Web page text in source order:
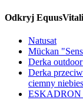
Odkryj
Natusat
Mückan
Derka
Derka
ciemny
ESKADRON